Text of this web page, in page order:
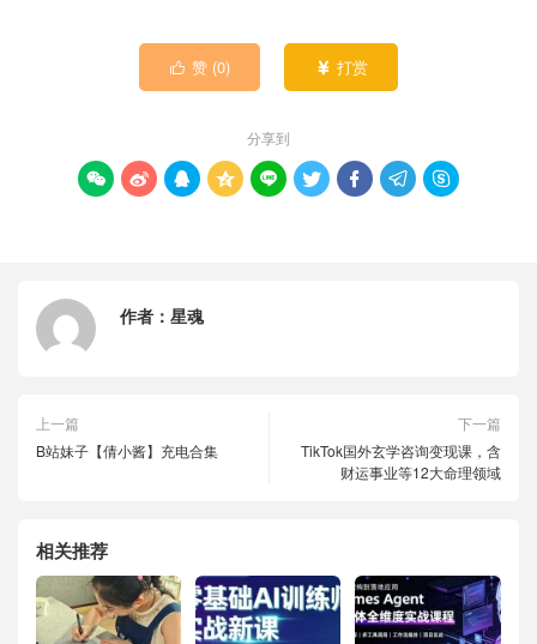
 赞 (0)  打赏
分享到
        
作者： 星魂
上一篇
B站妹子【倩小酱】充电合集
下一篇
TikTok国外玄学咨询变现课，含
财运事业等12大命理领域
相关推荐